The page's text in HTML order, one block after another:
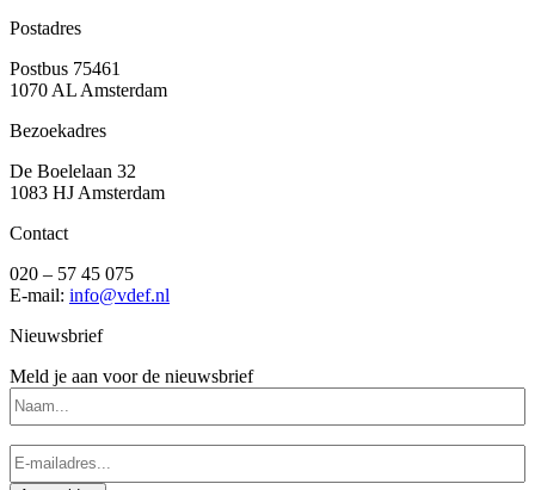
Postadres
Postbus 75461
1070 AL Amsterdam
Bezoekadres
De Boelelaan 32
1083 HJ Amsterdam
Contact
020 – 57 45 075
E-mail: info@vdef.nl
Nieuwsbrief
Meld je aan voor de nieuwsbrief
Naam...
E-
mailadres...